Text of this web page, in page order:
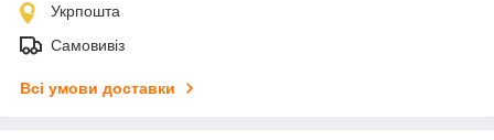
Укрпошта
Самовивіз
Всі умови доставки